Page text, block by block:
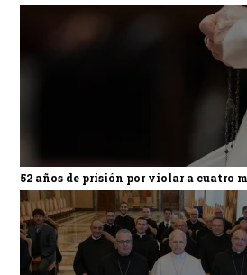
52 años de prisión por violar a cuatro